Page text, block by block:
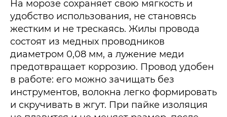
На морозе сохраняет свою мягкость и
удобство использования, не становясь
жестким и не трескаясь. Жилы провода
состоят из медных проводников
диаметром 0,08 мм, а лужение меди
предотвращает коррозию. Провод удобен
в работе: его можно зачищать без
инструментов, волокна легко формировать
и скручивать в жгут. При пайке изоляция